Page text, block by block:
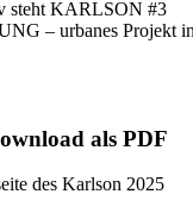
als PDF